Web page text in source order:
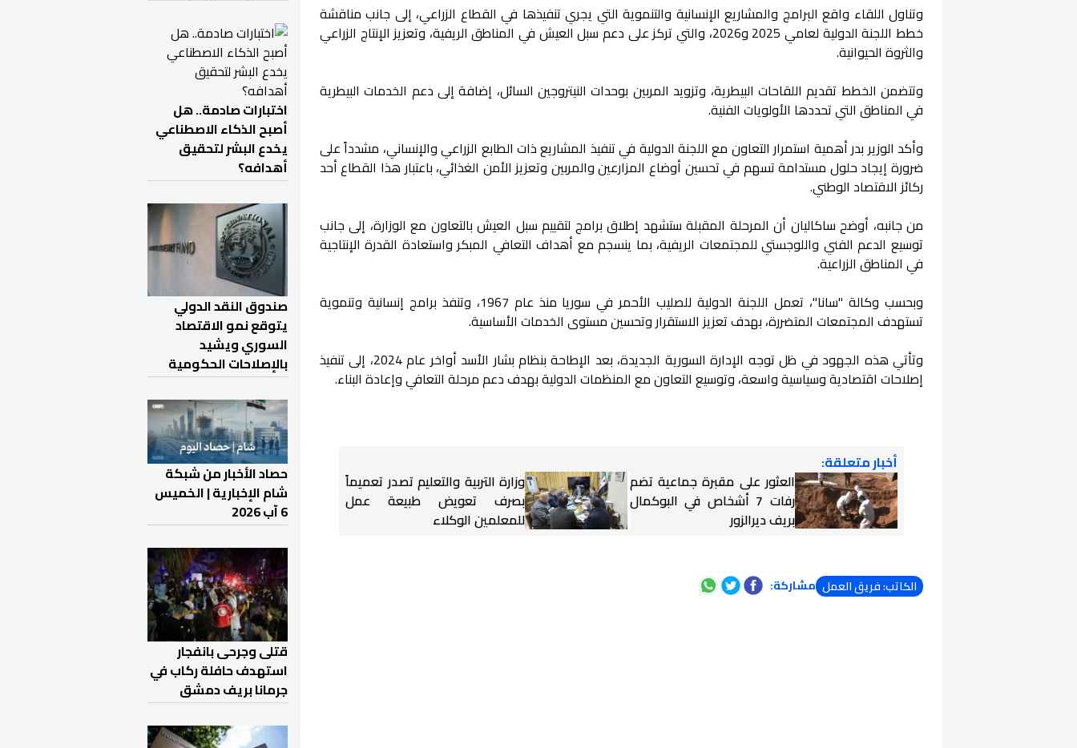
وتناول اللقاء واقع البرامج والمشاريع الإنسانية والتنموية التي يجري تنفيذها في القطاع الزراعي، إلى جانب مناقشة
خطط اللجنة الدولية لعامي 2025 و2026، والتي تركز على دعم سبل العيش في المناطق الريفية، وتعزيز الإنتاج الزراعي
والثروة الحيوانية.
وتتضمن الخطط تقديم اللقاحات البيطرية، وتزويد المربين بوحدات النيتروجين السائل، إضافة إلى دعم الخدمات البيطرية
في المناطق التي تحددها الأولويات الفنية.
وأكد الوزير بدر أهمية استمرار التعاون مع اللجنة الدولية في تنفيذ المشاريع ذات الطابع الزراعي والإنساني، مشدداً على
ضرورة إيجاد حلول مستدامة تسهم في تحسين أوضاع المزارعين والمربين وتعزيز الأمن الغذائي، باعتبار هذا القطاع أحد
ركائز الاقتصاد الوطني.
من جانبه، أوضح ساكاليان أن المرحلة المقبلة ستشهد إطلاق برامج لتقييم سبل العيش بالتعاون مع الوزارة، إلى جانب
توسيع الدعم الفني واللوجستي للمجتمعات الريفية، بما ينسجم مع أهداف التعافي المبكر واستعادة القدرة الإنتاجية
في المناطق الزراعية.
وبحسب وكالة "سانا"، تعمل اللجنة الدولية للصليب الأحمر في سوريا منذ عام 1967، وتنفذ برامج إنسانية وتنموية
تستهدف المجتمعات المتضررة، بهدف تعزيز الاستقرار وتحسين مستوى الخدمات الأساسية.
وتأتي هذه الجهود في ظل توجه الإدارة السورية الجديدة، بعد الإطاحة بنظام بشار الأسد أواخر عام 2024، إلى تنفيذ
إصلاحات اقتصادية وسياسية واسعة، وتوسيع التعاون مع المنظمات الدولية بهدف دعم مرحلة التعافي وإعادة البناء.
أخبار متعلقة:
العثور على مقبرة جماعية تضم
رفات 7 أشخاص في البوكمال
بريف ديرالزور
وزارة التربية والتعليم تصدر تعميماً
بصرف تعويض طبيعة عمل
للمعلمين الوكلاء
الكاتب: فريق العمل مشاركة:
اختبارات صادمة.. هل
أصبح الذكاء الاصطناعي
يخدع البشر لتحقيق
أهدافه؟
صندوق النقد الدولي
يتوقع نمو الاقتصاد
السوري ويشيد
بالإصلاحات الحكومية
حصاد الأخبار من شبكة
شام الإخبارية | الخميس
6 آب 2026
قتلى وجرحى بانفجار
استهدف حافلة ركاب في
جرمانا بريف دمشق